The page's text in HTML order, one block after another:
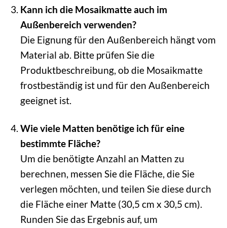
Kann ich die Mosaikmatte auch im
Außenbereich verwenden?
Die Eignung für den Außenbereich hängt vom
Material ab. Bitte prüfen Sie die
Produktbeschreibung, ob die Mosaikmatte
frostbeständig ist und für den Außenbereich
geeignet ist.
Wie viele Matten benötige ich für eine
bestimmte Fläche?
Um die benötigte Anzahl an Matten zu
berechnen, messen Sie die Fläche, die Sie
verlegen möchten, und teilen Sie diese durch
die Fläche einer Matte (30,5 cm x 30,5 cm).
Runden Sie das Ergebnis auf, um